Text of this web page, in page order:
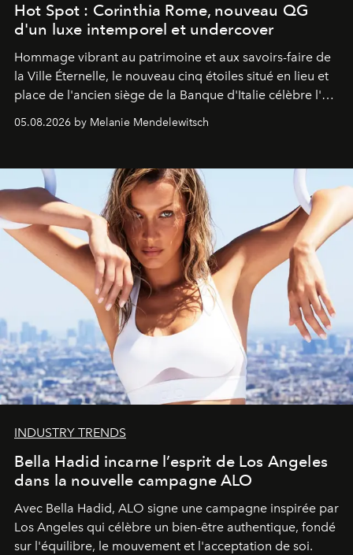
Hot Spot : Corinthia Rome, nouveau QG
d'un luxe intemporel et undercover
Hommage vibrant au patrimoine et aux savoirs-faire de
la Ville Éternelle, le nouveau cinq étoiles situé en lieu et
place de l'ancien siège de la Banque d'Italie célèbre l'art
de vivre Romain dans toute son élégance intemporelle.
05.08.2026 by Melanie Mendelewitsch
INDUSTRY TRENDS
Bella Hadid incarne l’esprit de Los Angeles
dans la nouvelle campagne ALO
Avec Bella Hadid, ALO signe une campagne inspirée par
Los Angeles qui célèbre un bien-être authentique, fondé
sur l'équilibre, le mouvement et l'acceptation de soi.